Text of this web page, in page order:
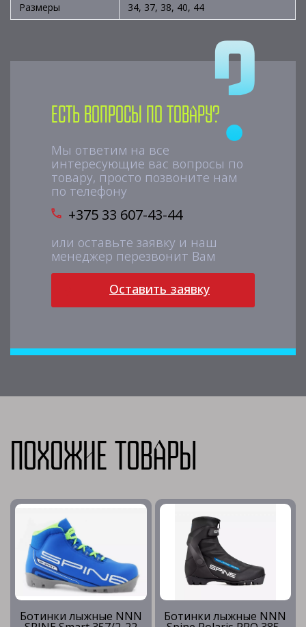
Размеры 34, 37, 38, 40, 44
Есть вопросы по товару?
Мы ответим на все
интересующие вас вопросы по
товару, просто позвоните нам
по телефону
+375 33 607-43-44
или оставьте заявку и наш
менеджер перезвонит Вам
Оставить заявку
Похожие товары
Ботинки лыжные NNN Ботинки лыжные NNN